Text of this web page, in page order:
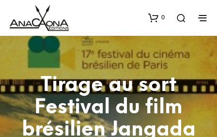
0
Tirage au sort
Festival du film
brésilien Jangada